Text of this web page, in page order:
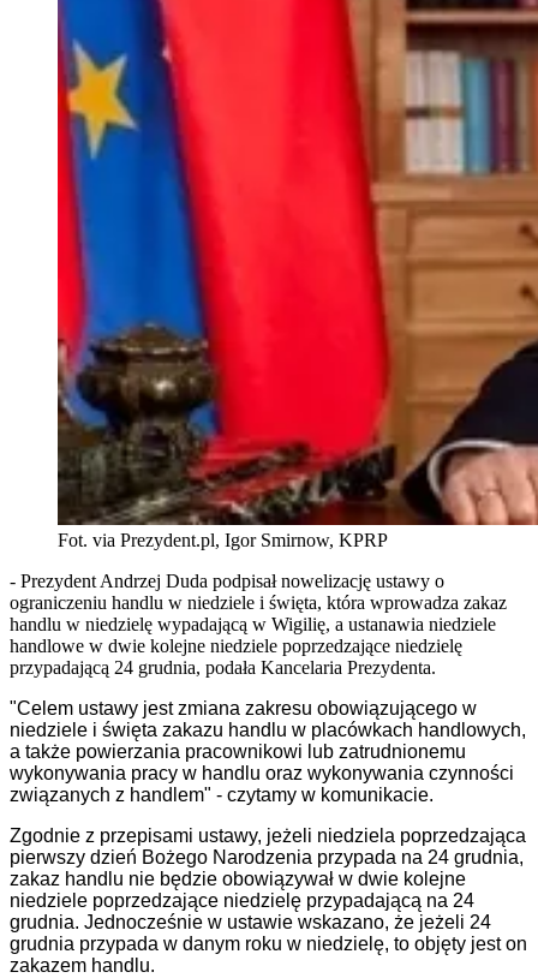
Fot. via Prezydent.pl, Igor Smirnow, KPRP
- Prezydent Andrzej Duda podpisał nowelizację ustawy o
ograniczeniu handlu w niedziele i święta, która wprowadza zakaz
handlu w niedzielę wypadającą w Wigilię, a ustanawia niedziele
handlowe w dwie kolejne niedziele poprzedzające niedzielę
przypadającą 24 grudnia, podała Kancelaria Prezydenta.
"Celem ustawy jest zmiana zakresu obowiązującego w
niedziele i święta zakazu handlu w placówkach handlowych,
a także powierzania pracownikowi lub zatrudnionemu
wykonywania pracy w handlu oraz wykonywania czynności
związanych z handlem" - czytamy w komunikacie.
Zgodnie z przepisami ustawy, jeżeli niedziela poprzedzająca
pierwszy dzień Bożego Narodzenia przypada na 24 grudnia,
zakaz handlu nie będzie obowiązywał w dwie kolejne
niedziele poprzedzające niedzielę przypadającą na 24
grudnia. Jednocześnie w ustawie wskazano, że jeżeli 24
grudnia przypada w danym roku w niedzielę, to objęty jest on
zakazem handlu.